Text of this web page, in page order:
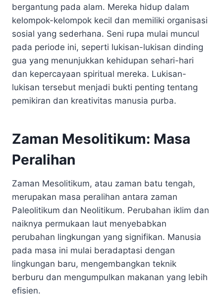
bergantung pada alam. Mereka hidup dalam
kelompok-kelompok kecil dan memiliki organisasi
sosial yang sederhana. Seni rupa mulai muncul
pada periode ini, seperti lukisan-lukisan dinding
gua yang menunjukkan kehidupan sehari-hari
dan kepercayaan spiritual mereka. Lukisan-
lukisan tersebut menjadi bukti penting tentang
pemikiran dan kreativitas manusia purba.
Zaman Mesolitikum: Masa
Peralihan
Zaman Mesolitikum, atau zaman batu tengah,
merupakan masa peralihan antara zaman
Paleolitikum dan Neolitikum. Perubahan iklim dan
naiknya permukaan laut menyebabkan
perubahan lingkungan yang signifikan. Manusia
pada masa ini mulai beradaptasi dengan
lingkungan baru, mengembangkan teknik
berburu dan mengumpulkan makanan yang lebih
efisien.